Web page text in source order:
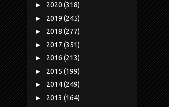
► 2020 (318)
► 2019 (245)
► 2018 (277)
► 2017 (351)
► 2016 (213)
► 2015 (199)
► 2014(249)
► 2013 (164)